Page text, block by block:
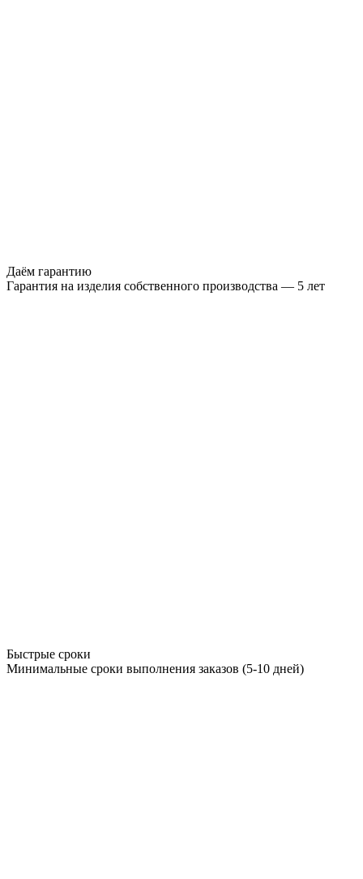
Даём гарантию
Гарантия на изделия собственного производства — 5 лет
Быстрые сроки
Минимальные сроки выполнения заказов (5-10 дней)